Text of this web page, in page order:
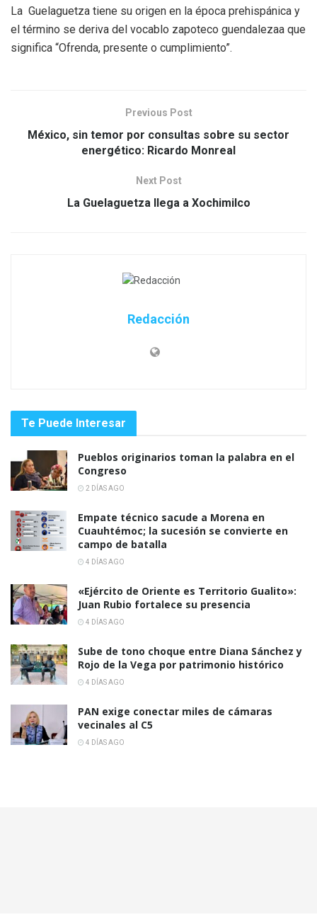
La Guelaguetza tiene su origen en la época prehispánica y
el término se deriva del vocablo zapoteco guendalezaa que
significa “Ofrenda, presente o cumplimiento”.
Previous Post
México, sin temor por consultas sobre su sector
energético: Ricardo Monreal
Next Post
La Guelaguetza llega a Xochimilco
Redacción
Te Puede Interesar
Pueblos originarios toman la palabra en el
Congreso
2 DÍAS AGO
Empate técnico sacude a Morena en
Cuauhtémoc; la sucesión se convierte en
campo de batalla
4 DÍAS AGO
«Ejército de Oriente es Territorio Gualito»:
Juan Rubio fortalece su presencia
4 DÍAS AGO
Sube de tono choque entre Diana Sánchez y
Rojo de la Vega por patrimonio histórico
4 DÍAS AGO
PAN exige conectar miles de cámaras
vecinales al C5
4 DÍAS AGO